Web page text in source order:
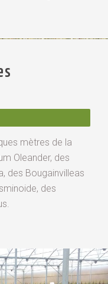
mètres de la
Oleander, des
des Bougainvilleas
des